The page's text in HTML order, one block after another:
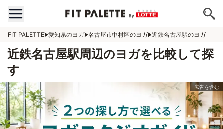
FIT PALETTE 愛知県のヨガ 名古屋市中村区のヨガ 近鉄名古屋駅のヨガ
近鉄名古屋駅周辺のヨガを比較して探
す